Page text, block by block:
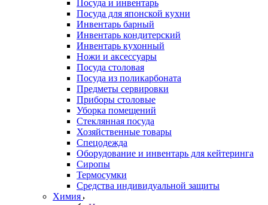
Посуда и инвентарь
Посуда для японской кухни
Инвентарь барный
Инвентарь кондитерский
Инвентарь кухонный
Ножи и аксессуары
Посуда столовая
Посуда из поликарбоната
Предметы сервировки
Приборы столовые
Уборка помещений
Стеклянная посуда
Хозяйственные товары
Спецодежда
Оборудование и инвентарь для кейтеринга
Сиропы
Термосумки
Средства индивидуальной защиты
Химия